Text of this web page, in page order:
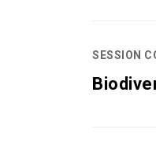
SESSION